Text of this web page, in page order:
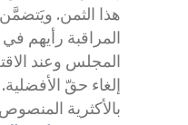
هذا الثمن.
المراقبة رأيهم
المجلس وعند
إلغاء حقّ
بالأكثرية